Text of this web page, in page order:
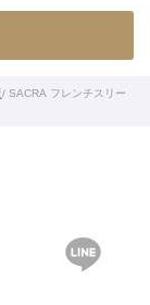
/ SACRA フレンチスリー